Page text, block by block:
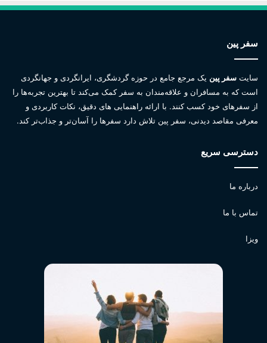
سفر پین
سایت سفر پین یک مرجع جامع در حوزه گردشگری، ایرانگردی و جهانگردی
است که به مسافران و علاقه‌مندان به سفر کمک می‌کند تا بهترین تجربه‌ها را
از سفرهای خود کسب کنند. با ارائه راهنمایی های دقیق، نکات کاربردی و
معرفی مقاصد دیدنی، سفر پین تلاش دارد سفرها را آسان‌تر و جذاب‌تر کند.
دسترسی سریع
درباره ما
تماس با ما
ویزا